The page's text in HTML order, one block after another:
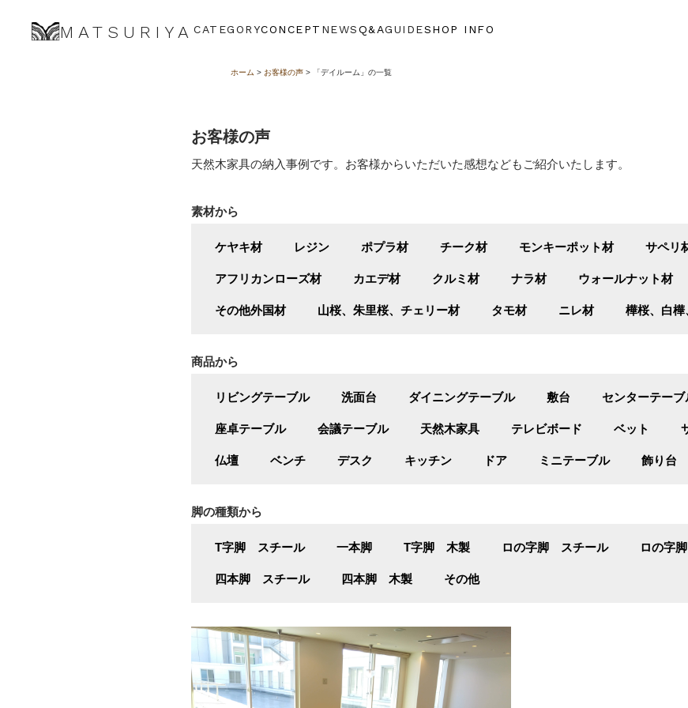
MATSURIYA CATEGORYCONCEPT NEWSQ&AGUIDESHOP INFO
ホーム > お客様の声> 「デイルーム」の一覧
お客様の声
天然木家具の納入事例です。お客様からいただいた感想などもご紹介いたします。
素材から
ケヤキ材 レジン ポプラ材 チーク材 モンキーポット材 サペリ
アフリカンローズ材 カエデ材 クルミ材 ナラ材 ウォールナット材
その他外国材 山桜、朱里桜、チェリー材 タモ材 ニレ材 樺桜、白
商品から
リビングテーブル 洗面台 ダイニングテーブル 敷台 センターテーブ
座卓テーブル 会議テーブル 天然木家具 テレビボード ベット
仏壇 ベンチ デスク キッチン ドア ミニテーブル 飾り台
脚の種類から
T字脚 スチール 一本脚 T字脚 木製 ロの字脚 スチール ロの字
四本脚 スチール 四本脚 木製 その他